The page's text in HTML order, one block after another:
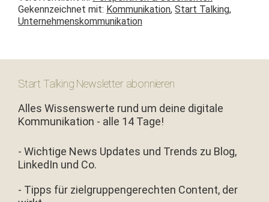
Bahn­hof­s­mis­
sion München
Gekennzeichnet mit: Kommunikation, Start Talking,
Unternehmenskommunikation
Start Talking Newsletter abonnieren
Alles Wissenswerte rund um deine digitale
Kommunikation - alle 14 Tage!
- Wichtige News Updates und Trends zu Blog,
LinkedIn und Co.
- Tipps für zielgruppengerechten Content, der